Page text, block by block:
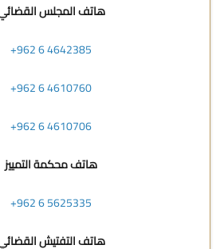
هاتف المجلس
+962 6 4642385
+962 6 4610760
+962 6 4610706
هاتف محكمة التمييز
+962 6 5625335
هاتف التفتيش